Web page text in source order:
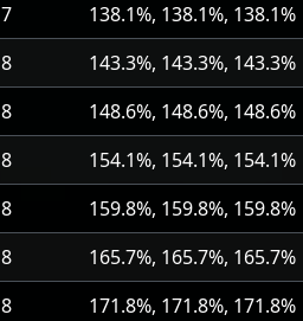
7 138.1%, 138.1%, 138.1%
8 143.3%, 143.3%, 143.3%
8 148.6%, 148.6%, 148.6%
8 154.1%, 154.1%, 154.1%
8 159.8%, 159.8%, 159.8%
8 165.7%, 165.7%, 165.7%
8 171.8%, 171.8%, 171.8%